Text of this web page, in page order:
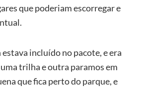
que poderiam escorregar e
incluído no pacote, e era
trilha e outra paramos em
que fica perto do parque, e